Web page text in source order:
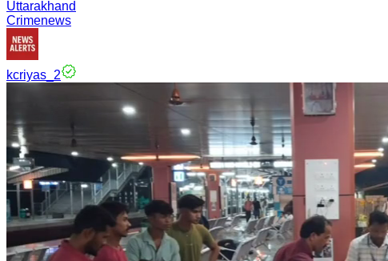
Uttarakhand
Crimenews
kcriyas_2